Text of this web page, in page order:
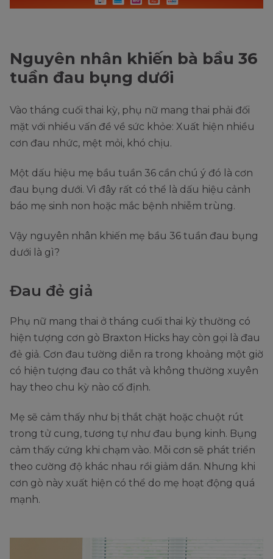
Nguyên nhân khiến bà bầu 36
tuần đau bụng dưới
Vào tháng cuối thai kỳ, phụ nữ mang thai phải đối
mặt với nhiều vấn đề về sức khỏe: Xuất hiện nhiều
cơn đau nhức, mệt mỏi, khó chịu.
Một dấu hiệu mẹ bầu tuần 36 cần chú ý đó là cơn
đau bụng dưới. Vì đây rất có thể là dấu hiệu cảnh
báo mẹ sinh non hoặc mắc bệnh nhiễm trùng.
Vậy nguyên nhân khiến mẹ bầu 36 tuần đau bụng
dưới là gì?
Đau đẻ giả
Phụ nữ mang thai ở tháng cuối thai kỳ thường có
hiện tượng cơn gò Braxton Hicks hay còn gọi là đau
đẻ giả. Cơn đau tường diễn ra trong khoảng một giờ
có hiện tượng đau co thắt và không thường xuyên
hay theo chu kỳ nào cố định.
Mẹ sẽ cảm thấy như bị thắt chặt hoặc chuột rút
trong tử cung, tương tự như đau bụng kinh. Bụng
cảm thấy cứng khi chạm vào. Mỗi cơn sẽ phát triển
theo cường độ khác nhau rồi giảm dần. Nhưng khi
cơn gò này xuất hiện có thể do mẹ hoạt động quá
mạnh.